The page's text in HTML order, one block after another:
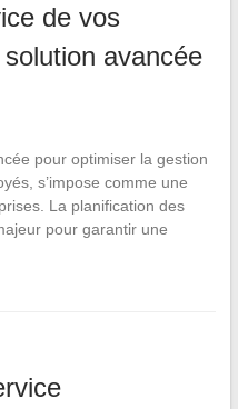
de vos
avancée
pour optimiser la gestion
s’impose comme une
La planification des
pour garantir une